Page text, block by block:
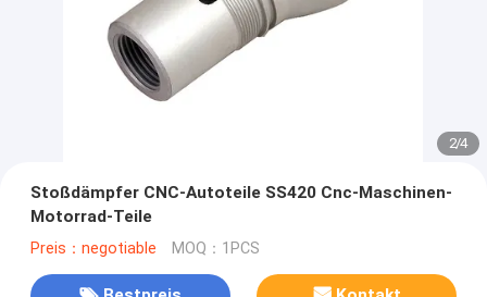
2/4
Stoßdämpfer CNC-Autoteile SS420 Cnc-Maschinen-
Motorrad-Teile
Preis：negotiable MOQ：1PCS